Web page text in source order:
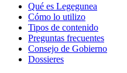
Qué es Legegunea
Cómo lo utilizo
Tipos de contenido
Preguntas frecuentes
Consejo de Gobierno
Dossieres